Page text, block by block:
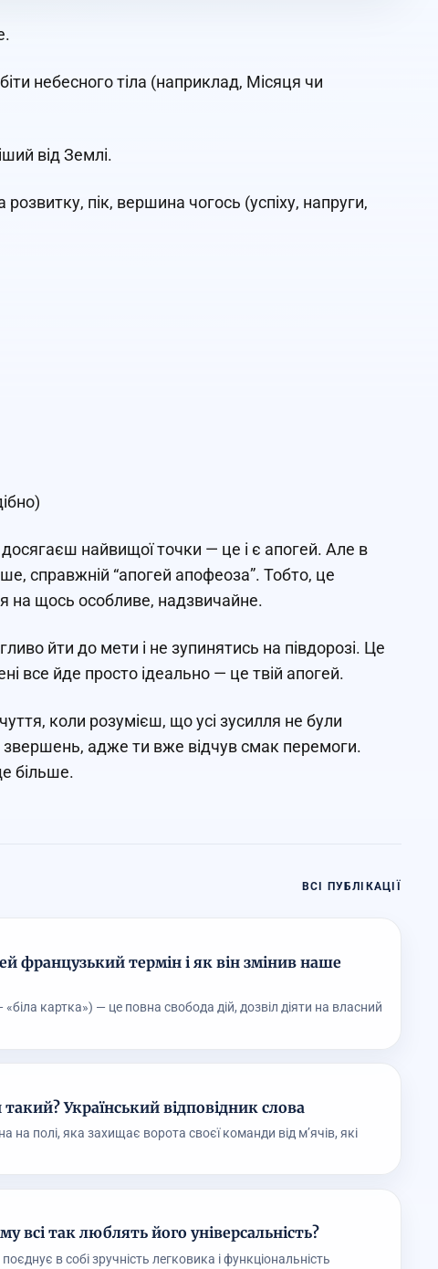
небесного тіла (наприклад, Місяця чи
від Землі.
пік, вершина чогось (успіху, напруги,
найвищої точки — це і є апогей. Але в
справжній “апогей апофеоза”. Тобто, це
на щось особливе, надзвичайне.
йти до мети і не зупинятись на півдорозі. Це
все йде просто ідеально — це твій апогей.
коли розумієш, що усі зусилля не були
адже ти вже відчув смак перемоги.
більше.
ВСІ ПУБЛІКАЦІЇ
французький термін і як він змінив наше
картка») — це повна свобода дій, дозвіл діяти на власний
Український відповідник слова
на полі, яка захищає ворота своєї команди від м’ячів, які
всі так люблять його універсальність?
в собі зручність легковика і функціональність